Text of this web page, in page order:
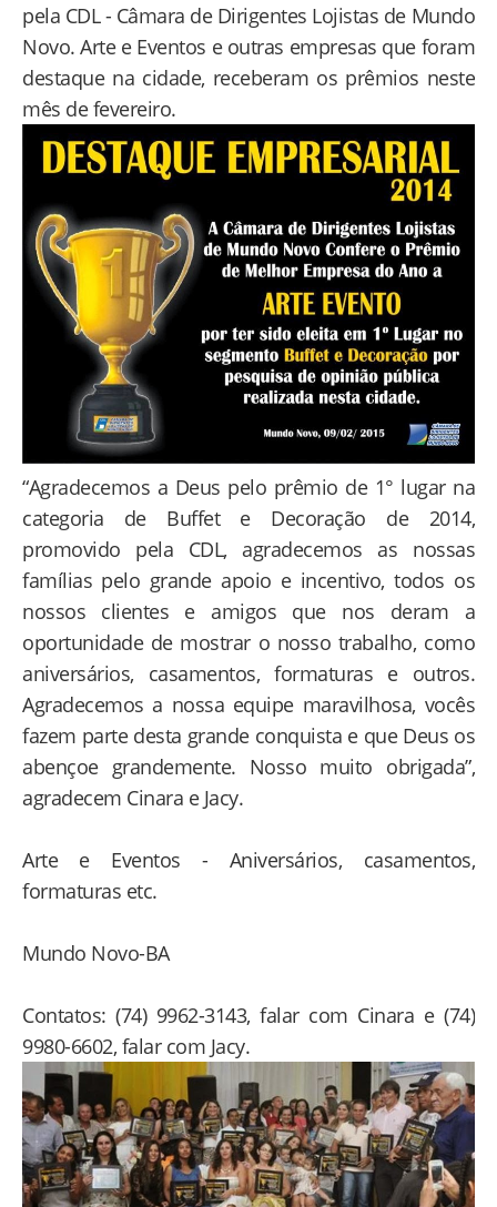
pela CDL - Câmara de Dirigentes Lojistas de Mundo
Novo. Arte e Eventos e outras empresas que foram
destaque na cidade, receberam os prêmios neste
mês de fevereiro.
“Agradecemos a Deus pelo prêmio de 1° lugar na
categoria de Buffet e Decoração de 2014,
promovido pela CDL, agradecemos as nossas
famílias pelo grande apoio e incentivo, todos os
nossos clientes e amigos que nos deram a
oportunidade de mostrar o nosso trabalho, como
aniversários, casamentos, formaturas e outros.
Agradecemos a nossa equipe maravilhosa, vocês
fazem parte desta grande conquista e que Deus os
abençoe grandemente. Nosso muito obrigada”,
agradecem Cinara e Jacy.
Arte e Eventos - Aniversários, casamentos,
formaturas etc.
Mundo Novo-BA
Contatos: (74) 9962-3143, falar com Cinara e (74)
9980-6602, falar com Jacy.